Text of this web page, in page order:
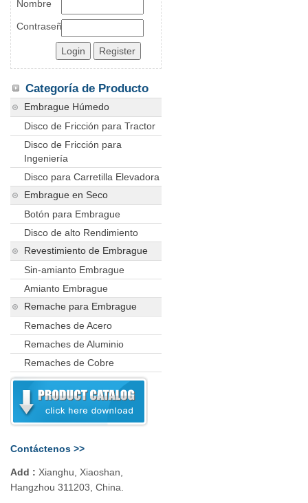
Nombre
Contraseña
Categoría de Producto
Embrague Húmedo
Disco de Fricción para Tractor
Disco de Fricción para
Ingeniería
Disco para Carretilla Elevadora
Embrague en Seco
Botón para Embrague
Disco de alto Rendimiento
Revestimiento de Embrague
Sin-amianto Embrague
Amianto Embrague
Remache para Embrague
Remaches de Acero
Remaches de Aluminio
Remaches de Cobre
Contáctenos >>
Add : Xianghu, Xiaoshan,
Hangzhou 311203, China.